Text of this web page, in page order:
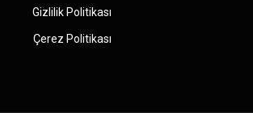
Gizlilik Politikası
Çerez Politikası